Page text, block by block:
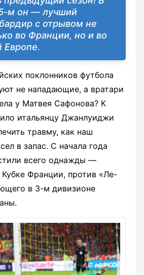
м он — лучший
с отрывом не
во Франции, но и во
Европе.
поклонников футбола
не нападающие, а вратари
у Матвея Сафонова? К
итальянцу Джанлуиджи
травму, как наш
в запас. С начала года
всего однажды —
Франции, против «Ле-
в 3-м дивизионе